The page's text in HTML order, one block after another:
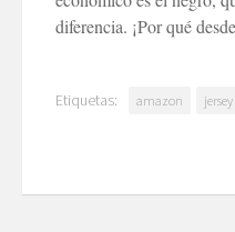
diferencia. ¡Por qué
Etiquetas: amazon jersey